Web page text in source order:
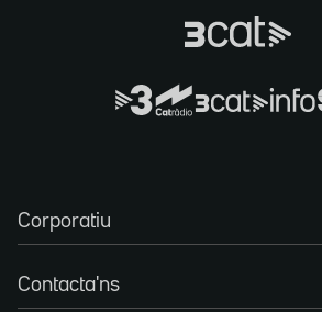
Corporatiu
Contacta'ns